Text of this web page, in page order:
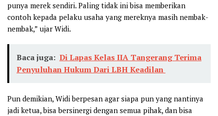
punya merek sendiri. Paling tidak ini bisa memberikan
contoh kepada pelaku usaha yang mereknya masih nembak-
nembak,” ujar Widi.
Baca juga: Di Lapas Kelas IIA Tangerang Terima
Penyuluhan Hukum Dari LBH Keadilan
Pun demikian, Widi berpesan agar siapa pun yang nantinya
jadi ketua, bisa bersinergi dengan semua pihak, dan bisa